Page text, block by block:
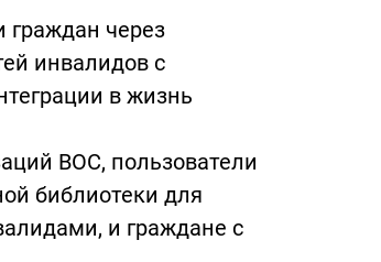
граждан через
инвалидов с
в жизнь
ВОС, пользователи
библиотеки для
и граждане с